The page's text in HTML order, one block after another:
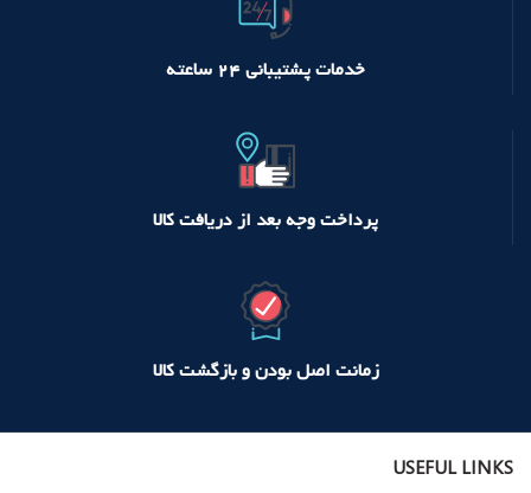
خدمات پشتیبانی ۲۴ ساعته
پرداخت وجه بعد از دریافت کالا
زمانت اصل بودن و بازگشت کالا
USEFUL LINKS